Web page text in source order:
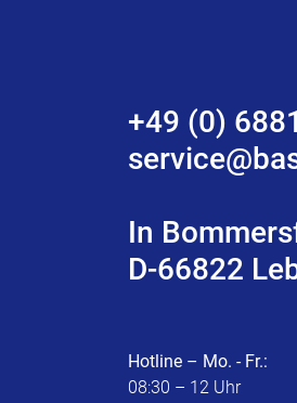
+49 (0)
In
D-66822
Hotline – Mo. - Fr.:
08:30 – 12 Uhr